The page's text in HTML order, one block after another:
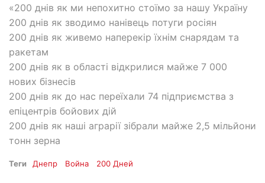
«200 днів як ми непохитно стоїмо за нашу Україну
200 днів як зводимо нанівець потуги росіян
200 днів як живемо наперекір їхнім снарядам та
ракетам
200 днів як в області відкрилися майже 7 000
нових бізнесів
200 днів як до нас переїхали 74 підприємства з
епіцентрів бойових дій
200 днів як наші аграрії зібрали майже 2,5 мільйони
тонн зерна
Теги Днепр Война 200 Дней